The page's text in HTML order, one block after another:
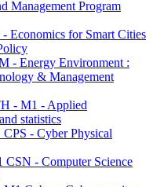
Management Program
Economics for Smart Cities
- Energy Environment :
& Management
- M1 - Applied
statistics
- Cyber Physical
- Computer Science